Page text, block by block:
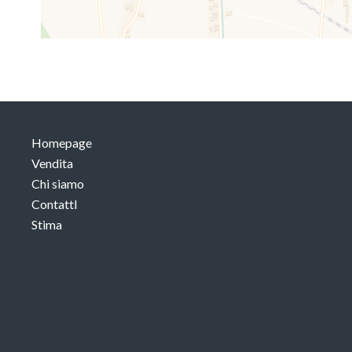
Homepage
Vendita
Chi siamo
ContattI
Stima